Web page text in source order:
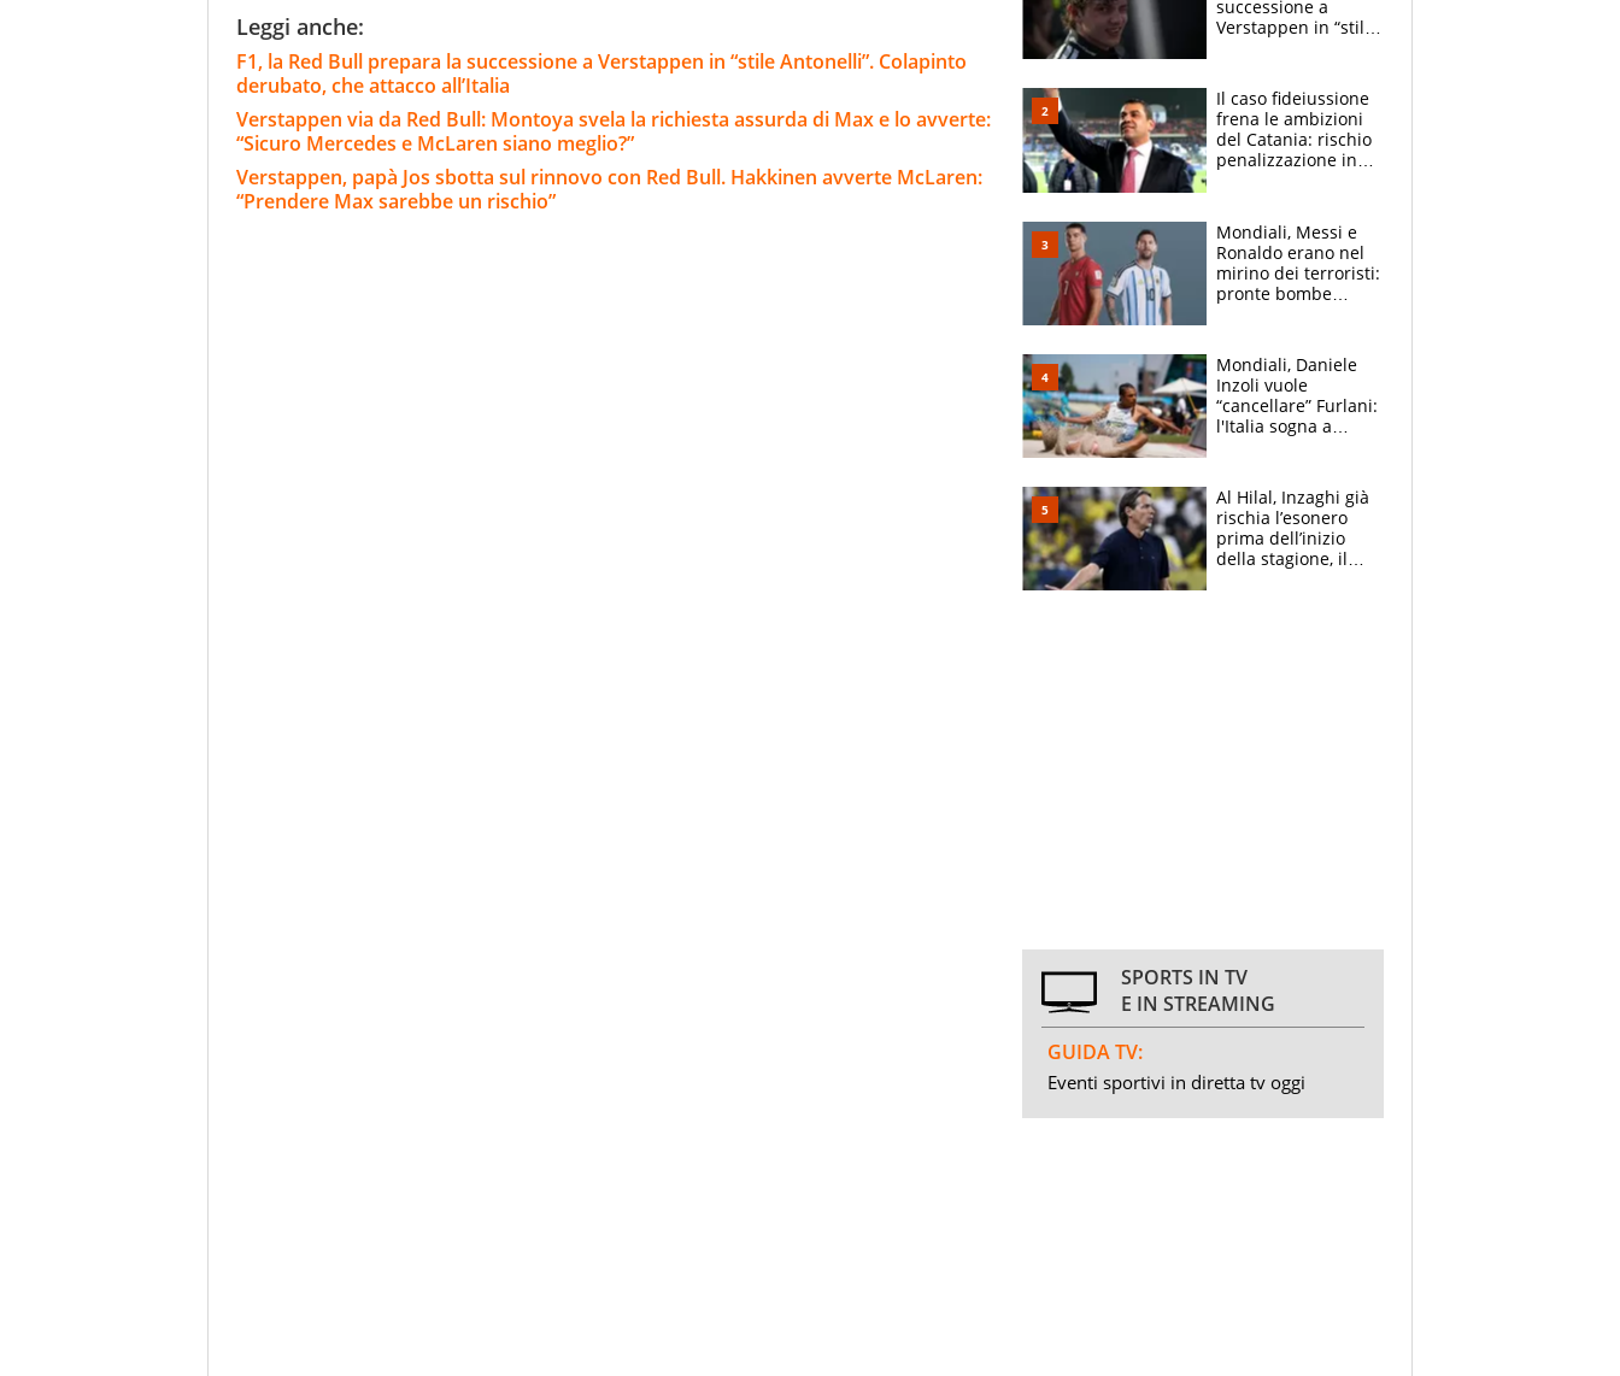
Leggi anche:
F1, la Red Bull prepara la successione a Verstappen in “stile Antonelli”. Colapinto
derubato, che attacco all’Italia
Verstappen via da Red Bull: Montoya svela la richiesta assurda di Max e lo avverte:
“Sicuro Mercedes e McLaren siano meglio?”
Verstappen, papà Jos sbotta sul rinnovo con Red Bull. Hakkinen avverte McLaren:
“Prendere Max sarebbe un rischio”
successione a
Verstappen in “stile
attacco all’Italia
Il caso fideiussione
frena le ambizioni
del Catania: rischio
penalizzazione in
Mondiali, Messi e
Ronaldo erano nel
mirino dei terroristi:
pronte bombe
Mondiali, Daniele
Inzoli vuole
“cancellare” Furlani:
l'Italia sogna a
finale
Al Hilal, Inzaghi già
rischia l’esonero
prima dell’inizio
della stagione, il
SPORTS IN TV
E IN STREAMING
GUIDA TV:
Eventi sportivi in diretta tv oggi